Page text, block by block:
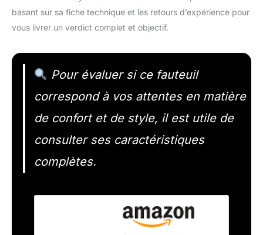
basant sur sa fiche technique et les retours d’expérience pour
vous livrer un verdict complet et objectif.
Pour évaluer si ce fauteuil
correspond à vos attentes en matière
de confort et de style, il est utile de
consulter ses caractéristiques
complètes.